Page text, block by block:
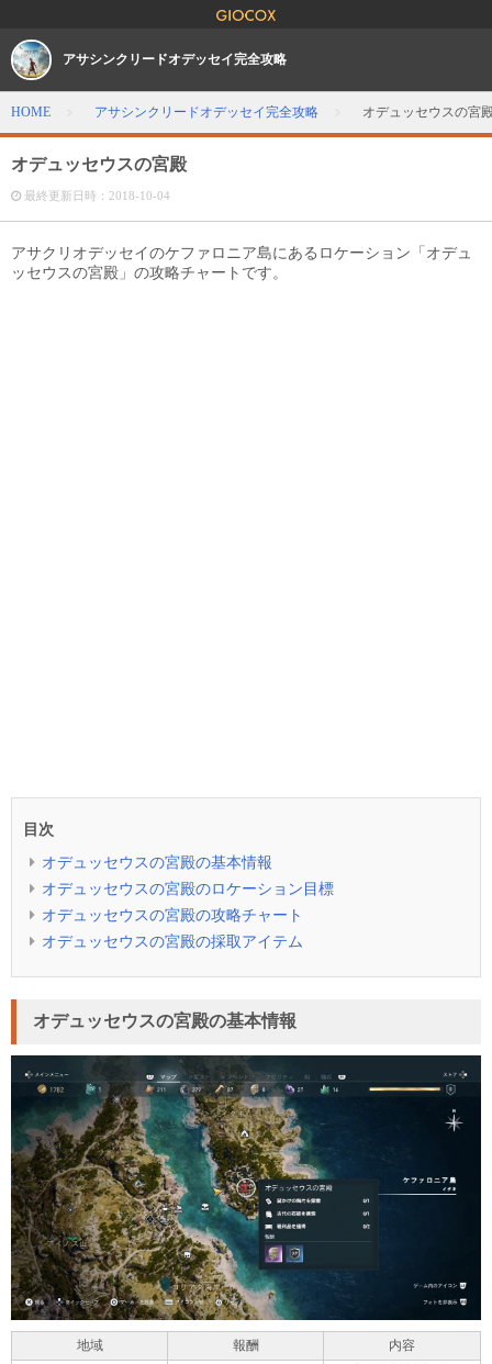
アサシンクリードオデッセイ完全攻略
HOME アサシンクリードオデッセイ完全攻略 オデュッセウスの宮
オデュッセウスの宮殿
最終更新日時： 2018-10-04
アサクリオデッセイのケファロニア島にあるロケーション「オデュ
ッセウスの宮殿」の攻略チャートです。
目次
オデュッセウスの宮殿の基本情報
オデュッセウスの宮殿のロケーション目標
オデュッセウスの宮殿の攻略チャート
オデュッセウスの宮殿の採取アイテム
オデュッセウスの宮殿の基本情報
地域 報酬 内容